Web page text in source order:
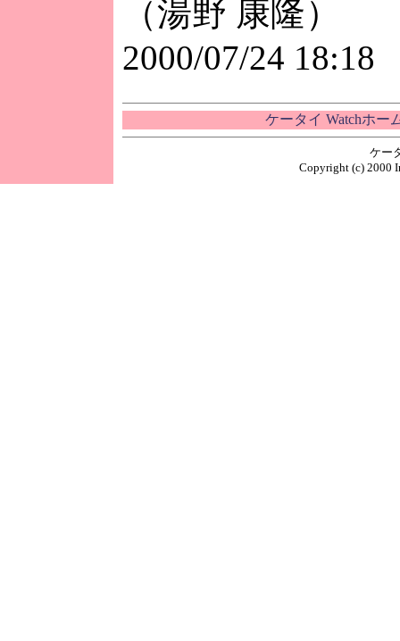
（湯野 康隆）
2000/07/24 18:18
ケータイ Watchホー
ケー
Copyright (c) 2000